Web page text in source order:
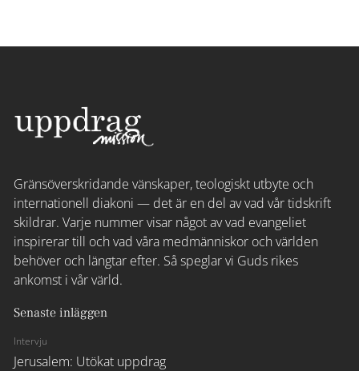
Gränsöverskridande vänskaper, teologiskt utbyte och
internationell diakoni — det är en del av vad vår tidskrift
skildrar. Varje nummer visar något av vad evangeliet
inspirerar till och vad våra medmänniskor och världen
behöver och längtar efter. Så speglar vi Guds rikes
ankomst i vår värld.
Senaste inläggen
Intervju
Jerusalem: Utökat uppdrag